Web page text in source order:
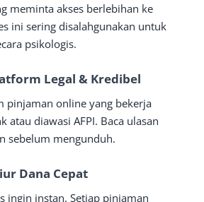
meminta akses berlebihan ke
ini sering disalahgunakan untuk
psikologis.
Legal & Kredibel
pinjaman online yang bekerja
atau diawasi AFPI. Baca ulasan
sebelum mengunduh.
Dana Cepat
ingin instan. Setiap pinjaman